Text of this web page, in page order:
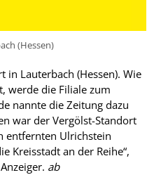
(Hessen)
in Lauterbach (Hessen). Wie
werde die Filiale zum
nannte die Zeitung dazu
war der Vergölst-Standort
entfernten Ulrichstein
Kreisstadt an der Reihe“,
ab